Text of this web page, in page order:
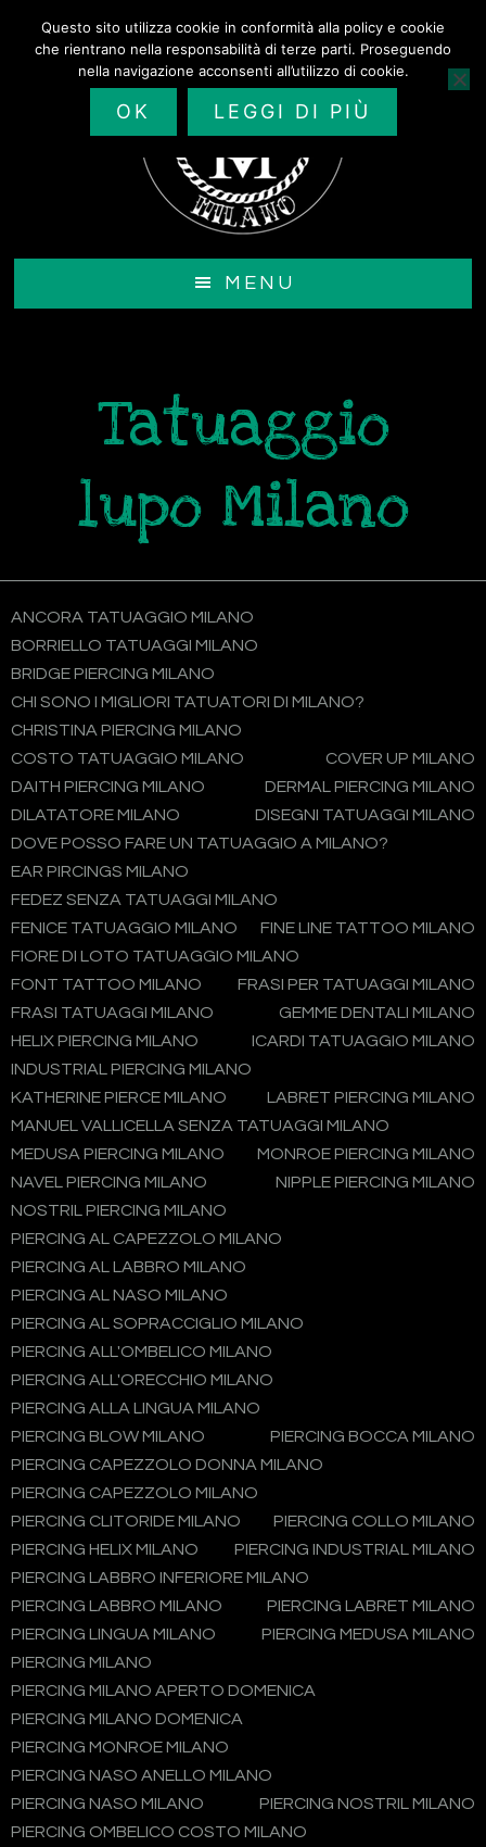
contenuto
MENU
Tatuaggio
lupo Milano
ANCORA TATUAGGIO MILANO
BORRIELLO TATUAGGI MILANO
BRIDGE PIERCING MILANO
CHI SONO I MIGLIORI TATUATORI DI MILANO?
CHRISTINA PIERCING MILANO
COSTO TATUAGGIO MILANO
COVER UP MILANO
DAITH PIERCING MILANO
DERMAL PIERCING MILANO
DILATATORE MILANO
DISEGNI TATUAGGI MILANO
DOVE POSSO FARE UN TATUAGGIO A MILANO?
EAR PIRCINGS MILANO
FEDEZ SENZA TATUAGGI MILANO
FENICE TATUAGGIO MILANO
FINE LINE TATTOO MILANO
FIORE DI LOTO TATUAGGIO MILANO
FONT TATTOO MILANO
FRASI PER TATUAGGI MILANO
FRASI TATUAGGI MILANO
GEMME DENTALI MILANO
HELIX PIERCING MILANO
ICARDI TATUAGGIO MILANO
INDUSTRIAL PIERCING MILANO
KATHERINE PIERCE MILANO
LABRET PIERCING MILANO
MANUEL VALLICELLA SENZA TATUAGGI MILANO
MEDUSA PIERCING MILANO
MONROE PIERCING MILANO
NAVEL PIERCING MILANO
NIPPLE PIERCING MILANO
NOSTRIL PIERCING MILANO
PIERCING AL CAPEZZOLO MILANO
PIERCING AL LABBRO MILANO
PIERCING AL NASO MILANO
PIERCING AL SOPRACCIGLIO MILANO
PIERCING ALL'OMBELICO MILANO
PIERCING ALL'ORECCHIO MILANO
PIERCING ALLA LINGUA MILANO
PIERCING BLOW MILANO
PIERCING BOCCA MILANO
PIERCING CAPEZZOLO DONNA MILANO
PIERCING CAPEZZOLO MILANO
PIERCING CLITORIDE MILANO
PIERCING COLLO MILANO
PIERCING HELIX MILANO
PIERCING INDUSTRIAL MILANO
PIERCING LABBRO INFERIORE MILANO
PIERCING LABBRO MILANO
PIERCING LABRET MILANO
PIERCING LINGUA MILANO
PIERCING MEDUSA MILANO
PIERCING MILANO
PIERCING MILANO APERTO DOMENICA
PIERCING MILANO DOMENICA
PIERCING MONROE MILANO
PIERCING NASO ANELLO MILANO
PIERCING NASO MILANO
PIERCING NOSTRIL MILANO
PIERCING OMBELICO COSTO MILANO
Questo sito utilizza cookie in conformità alla policy e cookie
che rientrano nella responsabilità di terze parti. Proseguendo
nella navigazione acconsenti all’utilizzo di cookie.
OK LEGGI DI PIÙ